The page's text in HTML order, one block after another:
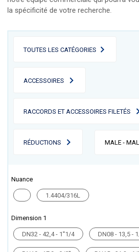
la spécificité de votre recherche.
TOUTES LES CATÉGORIES
ACCESSOIRES
RACCORDS ET ACCESSOIRES FILETÉS
RÉDUCTIONS MALE -
Nuance
1.4404/316L
Dimension 1
DN32 - 42,4 - 1''1/4 DN08 - 13,5 -